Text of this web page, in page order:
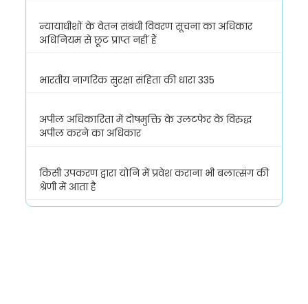
न्यायाधीशों के वेतन संबंधी विवरण सूचना का अधिकार
अधिनियम से छूट प्राप्त नहीं हैं
भारतीय नागरिक सुरक्षा संहिता की धारा 335
अपील अधिकारिता में दोषमुक्ति के उलटफेर के विरुद्ध
अपील करने का अधिकार
किसी उपकरण द्वारा योनि में प्रवेश कराना भी बलात्संग की
श्रेणी में आता है